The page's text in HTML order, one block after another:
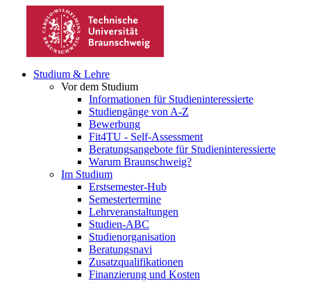
Studium & Lehre
Vor dem Studium
Informationen für Studieninteressierte
Studiengänge von A-Z
Bewerbung
Fit4TU - Self-Assessment
Beratungsangebote für Studieninteressierte
Warum Braunschweig?
Im Studium
Erstsemester-Hub
Semestertermine
Lehrveranstaltungen
Studien-ABC
Studienorganisation
Beratungsnavi
Zusatzqualifikationen
Finanzierung und Kosten